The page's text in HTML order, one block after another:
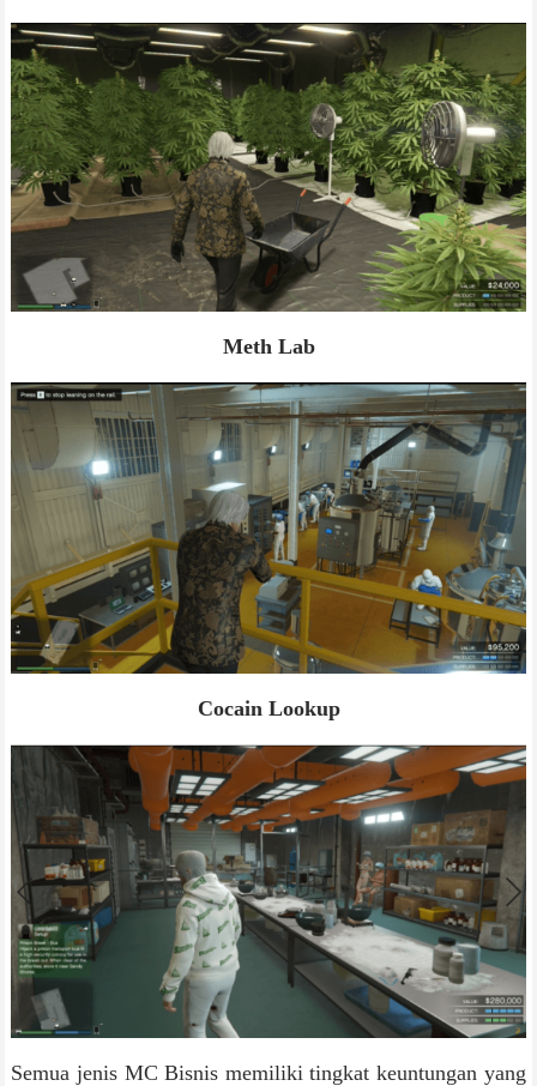
Meth Lab
Cocain Lookup
Semua jenis MC Bisnis memiliki tingkat keuntungan yang